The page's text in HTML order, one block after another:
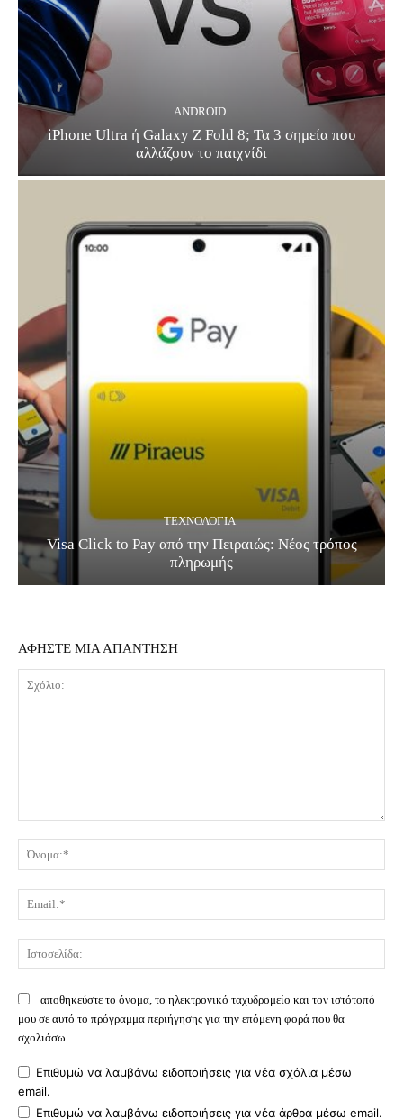
ANDROID
iPhone Ultra ή Galaxy Z Fold 8; Τα 3 σημεία που
αλλάζουν το παιχνίδι
ΤΕΧΝΟΛΟΓΊΑ
Visa Click to Pay από την Πειραιώς: Νέος τρόπος
πληρωμής
ΑΦΗΣΤΕ ΜΙΑ ΑΠΑΝΤΗΣΗ
αποθηκεύστε το όνομα, το ηλεκτρονικό ταχυδρομείο και τον ιστότοπό
μου σε αυτό το πρόγραμμα περιήγησης για την επόμενη φορά που θα
σχολιάσω.
Επιθυμώ να λαμβάνω ειδοποιήσεις για νέα σχόλια μέσω
email.
Επιθυμώ να λαμβάνω ειδοποιήσεις για νέα άρθρα μέσω email.